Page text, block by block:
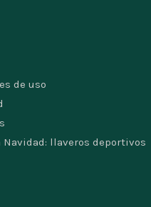
de uso
Navidad: llaveros deportivos